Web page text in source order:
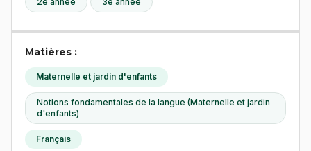
Matières :
Maternelle et jardin d'enfants
Notions fondamentales de la langue (Maternelle et jardin
d'enfants)
Français